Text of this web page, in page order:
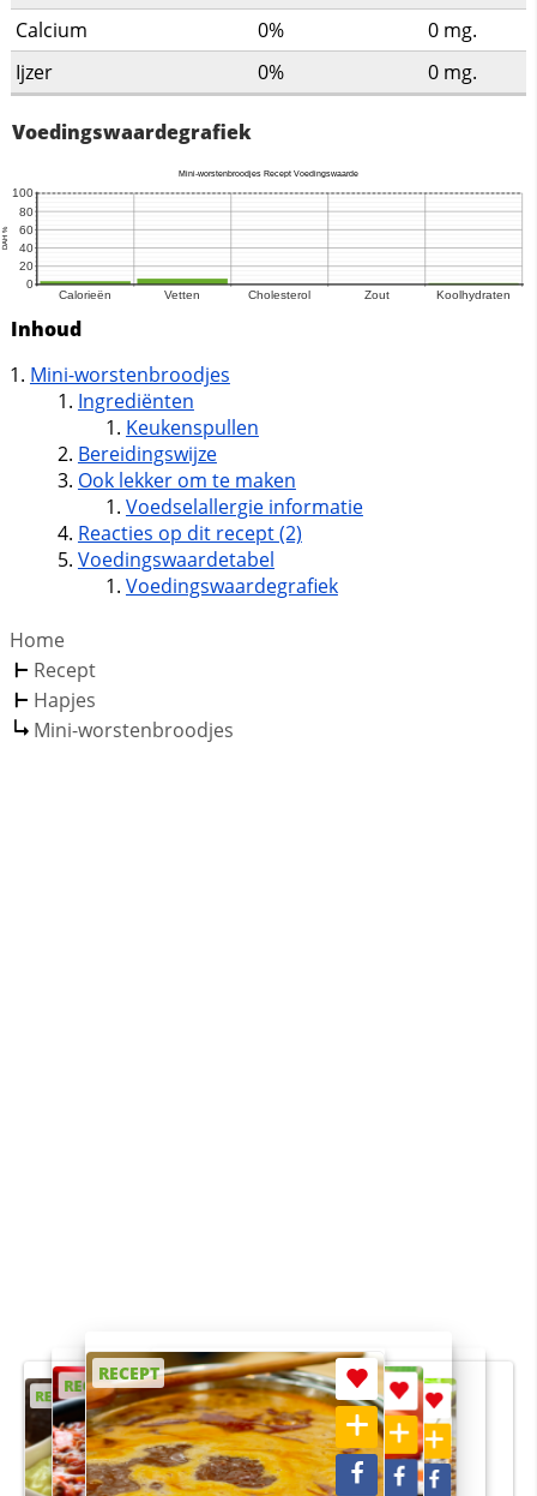
Calcium
0% 0 mg.
Ijzer
0% 0 mg.
Voedingswaardegrafiek
Inhoud
Mini-worstenbroodjes
Ingrediënten
Keukenspullen
Bereidingswijze
Ook lekker om te maken
Voedselallergie informatie
Reacties op dit recept (2)
Voedingswaardetabel
Voedingswaardegrafiek
Home
Recept
Hapjes
Mini-worstenbroodjes
RECEPT
RECEPT
RECEPT
RECEPT
RECEPT